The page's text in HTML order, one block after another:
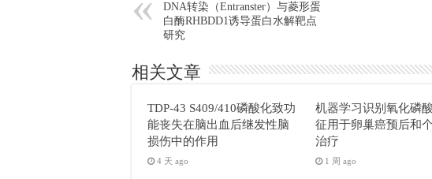
DNA转染（Entranster）与菱形蛋
白酶RHBDD1诱导蛋白水解靶点
研究
相关文章
TDP-43 S409/410磷酸化致功
能丧失在脑出血后继发性脑
损伤中的作用
4 天 ago
机器学习识别氧化磷
征用于卵巢癌预后和
治疗
1 周 ago